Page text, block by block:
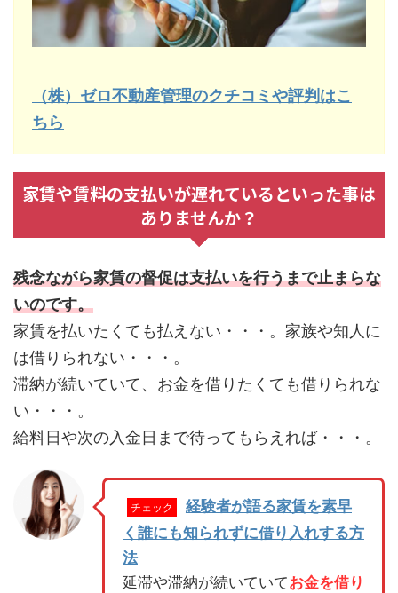
（株）ゼロ不動産管理のクチコミや評判はこ
ちら
家賃や賃料の支払いが遅れているといった事は
ありませんか？
残念ながら家賃の督促は支払いを行うまで止まらな
いのです。
家賃を払いたくても払えない・・・。家族や知人に
は借りられない・・・。
滞納が続いていて、お金を借りたくても借りられな
い・・・。
給料日や次の入金日まで待ってもらえれば・・・。
チェック
経験者が語る家賃を素早
く誰にも知られずに借り入れする方
法
延滞や滞納が続いていてお金を借り